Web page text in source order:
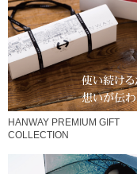
HANWAY PREMIUM GIFT
COLLECTION